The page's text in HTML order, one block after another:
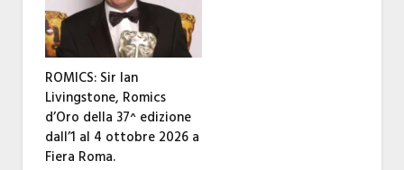
ROMICS: Sir Ian
Livingstone, Romics
d’Oro della 37^ edizione
dall’1 al 4 ottobre 2026 a
Fiera Roma.